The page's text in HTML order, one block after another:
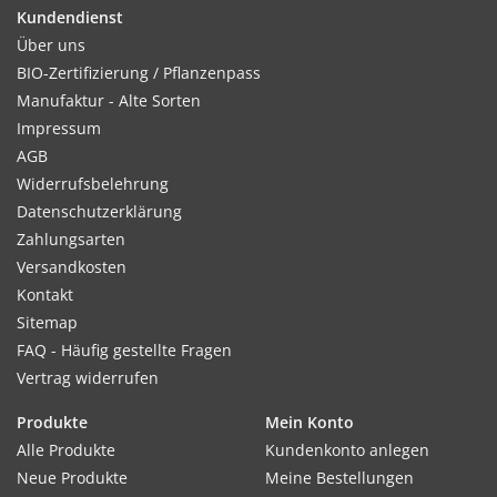
Kultur:
Reihenabstand 20–30 cm, in der Reihe 6–10 cm. Bei Bedarf
nach dem Auflaufen auf Abstand verziehen.
Standort:
Sonnig. Lockerer, humoser Boden. Geringer bis mittlerer
Düngebedarf. Grunddüngung ausreichend.
Ernte / Blüte:
Ernte ab Mai bis Juni, je nach Witterung.
Verwendung:
Sehr vielseitig verwendbar, als Beigabe zu Gemüse, Salat und
Kundendienst
Über uns
BIO-Zertifizierung / Pflanzenpass
Manufaktur - Alte Sorten
Impressum
AGB
Widerrufsbelehrung
Datenschutzerklärung
Zahlungsarten
Versandkosten
Kontakt
Sitemap
FAQ - Häufig gestellte Fragen
Vertrag widerrufen
Produkte
Alle Produkte
Neue Produkte
Mein Konto
Kundenkonto anlegen
Meine Bestellungen